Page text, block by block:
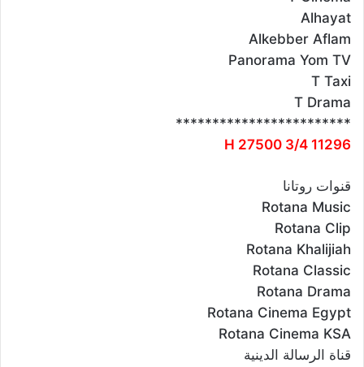
Alhayat
Alkebber Aflam
Panorama Yom TV
T Taxi
T Drama
************************
11296 H 27500 3/4
قنوات روتانا
Rotana Music
Rotana Clip
Rotana Khalijiah
Rotana Classic
Rotana Drama
Rotana Cinema Egypt
Rotana Cinema KSA
قناة الرسالة الدينية